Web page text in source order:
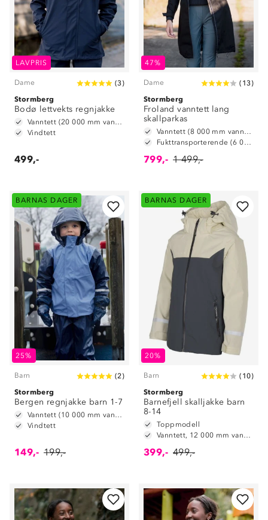
LAVPRIS
Dame (3)
Stormberg
Bodø lettvekts regnjakke
Vanntett (20 000 mm vannsøyle)
Vindtett
499,-
47%
Dame ( 13)
Stormberg
Froland vanntett lang
skallparkas
Vanntett (8 000 mm vannsøyle)
Fukttransporterende (6 000 g/m2/24t)
799,- 1 499,-
BARNAS DAGER
25%
Barn (2)
Stormberg
Bergen regnjakke barn 1-7
Vanntett (10 000 mm vannsøyle)
Vindtett
149,- 199,-
BARNAS DAGER
20%
Barn ( 10)
Stormberg
Barnefjell skalljakke barn
8-14
Toppmodell
Vanntett, 12 000 mm vannsøyle
399,- 499,-